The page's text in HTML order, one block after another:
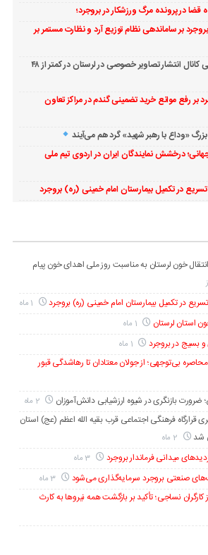
در پرونده مرگ ورزشکار در بروجرد؛
بروجرد بر ساماندهی نظام توزیع آرد و نظارت مستمر بر
بازداشت ۳ گرداننده اصلی کانال انتشار تصاویر خصوصی در لرستان در کمتر از ۴۸
بر رفع موانع خرید تضمینی گندم در مراکز تعاون
«وداع با رهبر شهید» گرد هم می‌آیند
جهانی؛ درخشش نمایندگان ایران در اردوی تیم ملی
تسریع در تکمیل بیمارستان امام خمینی (ره) بروجرد
خون لرستان به مناسبت روز ملی اهدای خون پیام
تسریع در تکمیل بیمارستان امام خمینی (ره) بروجرد
استان لرستان
بسیج در بروجرد
محاصره بی‌توجهی؛ از جولان معتادان تا رهاشدگی قبور
ضرورت بازنگری در شیوه ارزشیابی دانش‌آموزان
قرارگاه فرهنگی اجتماعی قرب بقیه الله اعظم (عج) استان
شد
میدانی فرماندار بروجرد
کارگران نساجی؛ تأکید بر بازگشت همه نیروها به کارث